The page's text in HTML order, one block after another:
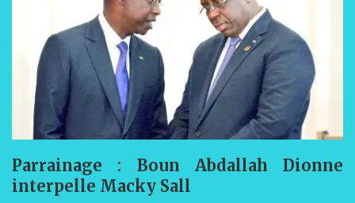
Parrainage : Boun Abdallah Dionne
interpelle Macky Sall